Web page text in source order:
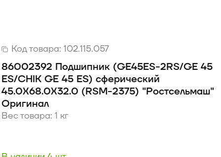
Код товара: 102.115.057
86002392 Подшипник (GE45ES-2RS/GE 45
ES/CHIK GE 45 ES) сферический
45.0Х68.0Х32.0 (RSM-2375) "Ростсельмаш"
Оригинал
Вес товара: 1 кг